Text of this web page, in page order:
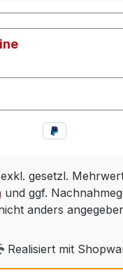
gesetzl.
und ggf.
anders
Realisiert mit